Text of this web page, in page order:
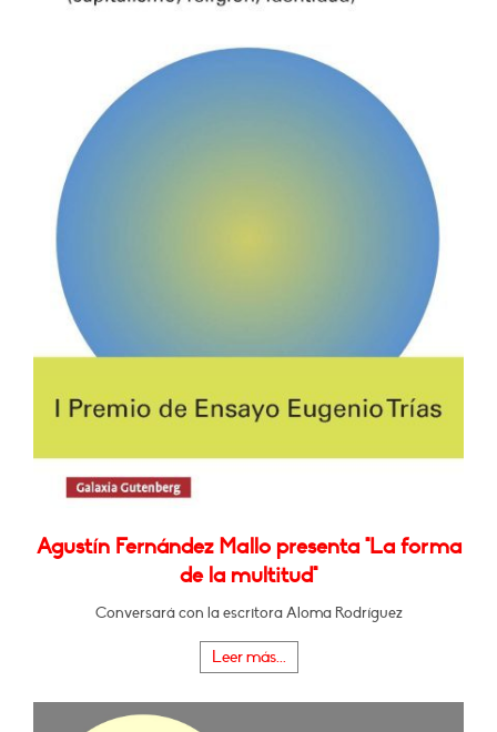
Agustín Fernández Mallo presenta "La forma
de la multitud"
Conversará con la escritora Aloma Rodríguez
Leer más...